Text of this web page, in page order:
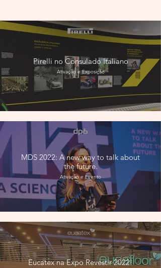
Pirelli no Consulado Italiano
Ativação e Exposição
MDS 2022: A new way to talk about
the future.
Ativação e Evento
Eucatex na Expo Revestir 2022!